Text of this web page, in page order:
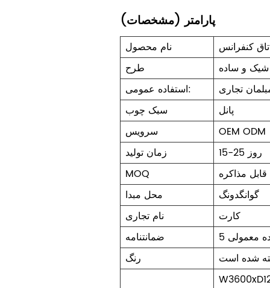
پارامتر (مشخصات)
نام محصول
کنفرانس
طرح
شیک و ساده
استفاده عمومی:
تجاری
سبک چوب
پانل
سرویس
OEM ODM
زمان تولید
15-25 روز
MOQ
قابل مذاکره
محل مبدا
گوانگدونگ
نام تجاری
کارت
ضمانتنامه
معمولی
رنگ
شده است